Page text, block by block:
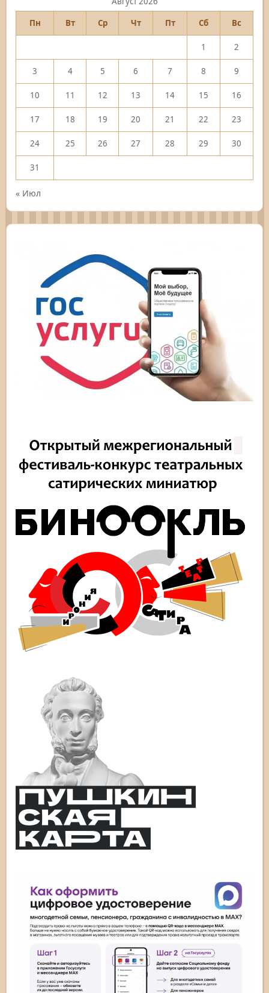
Пн
Вт Ср Чт Пт Сб Вс
1 2
3 4 5 6 7 8 9
10 11 12 13 14 15 16
17 18 19 20 21 22 23
24 25 26 27 28 29 30
31
« Июл